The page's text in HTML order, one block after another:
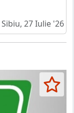
Sibiu, 27 Iulie '26